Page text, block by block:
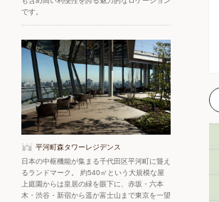
です。
平河町森タワーレジデンス
日本の中枢機能が集まる千代田区平河町に聳え
るランドマーク。 約540㎡という大規模な屋
上庭園からは皇居の緑を眼下に、赤坂・六本
木・渋谷・新宿から遥か富士山まで東京を一望